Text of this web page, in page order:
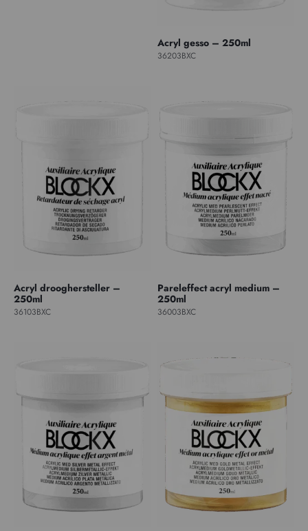
Acryl gesso – 250ml
36203BXC
Acryl drooghersteller –
250ml
36103BXC
Pareleffect acryl medium –
250ml
36003BXC